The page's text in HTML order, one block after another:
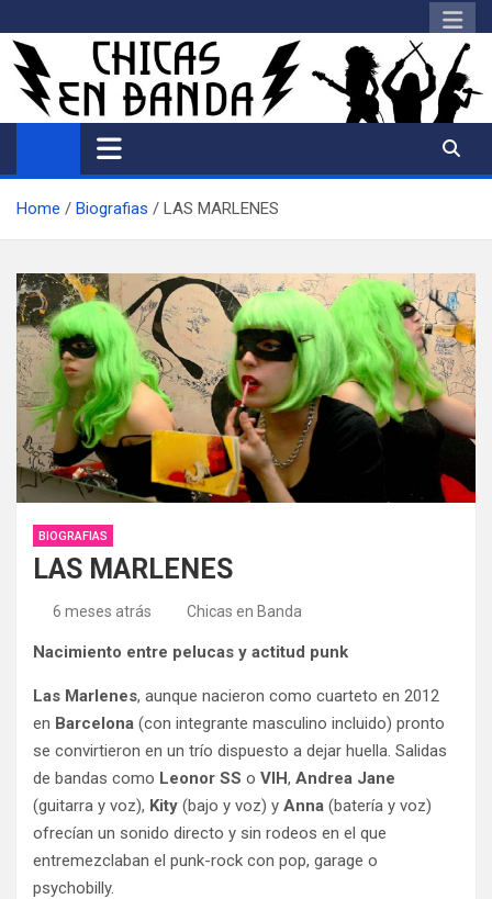
al
contenido
Home Biografias LAS MARLENES
BIOGRAFIAS
LAS MARLENES
6 meses atrás Chicas en Banda
Nacimiento entre pelucas y actitud punk
Las Marlenes, aunque nacieron como cuarteto en 2012
en Barcelona (con integrante masculino incluido) pronto
se convirtieron en un trío dispuesto a dejar huella. Salidas
de bandas como Leonor SS o VIH, Andrea Jane
(guitarra y voz), Kity (bajo y voz) y Anna (batería y voz)
ofrecían un sonido directo y sin rodeos en el que
entremezclaban el punk-rock con pop, garage o
psychobilly.